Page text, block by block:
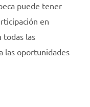
puede tener
en
todas las
las oportunidades